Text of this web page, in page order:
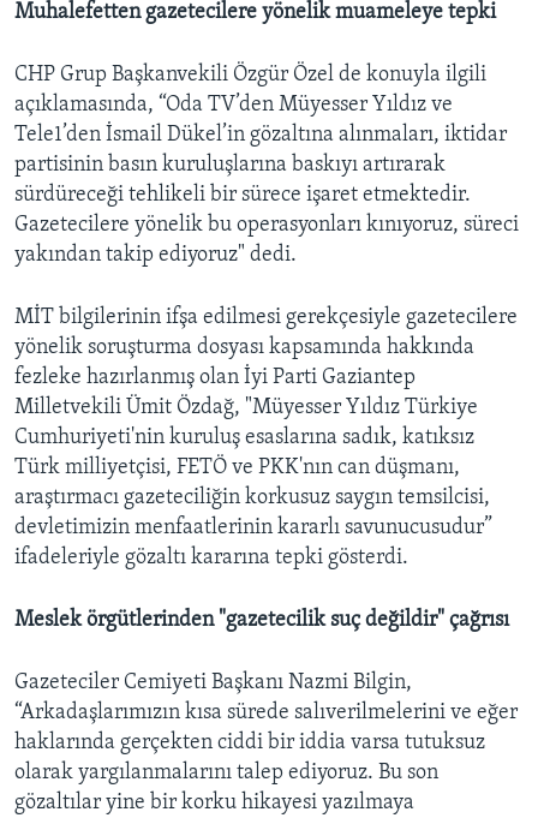
Muhalefetten gazetecilere yönelik muameleye tepki
CHP Grup Başkanvekili Özgür Özel de konuyla ilgili
açıklamasında, “Oda TV’den Müyesser Yıldız ve
Tele1’den İsmail Dükel’in gözaltına alınmaları, iktidar
partisinin basın kuruluşlarına baskıyı artırarak
sürdüreceği tehlikeli bir sürece işaret etmektedir.
Gazetecilere yönelik bu operasyonları kınıyoruz, süreci
yakından takip ediyoruz" dedi.
MİT bilgilerinin ifşa edilmesi gerekçesiyle gazetecilere
yönelik soruşturma dosyası kapsamında hakkında
fezleke hazırlanmış olan İyi Parti Gaziantep
Milletvekili Ümit Özdağ, "Müyesser Yıldız Türkiye
Cumhuriyeti'nin kuruluş esaslarına sadık, katıksız
Türk milliyetçisi, FETÖ ve PKK'nın can düşmanı,
araştırmacı gazeteciliğin korkusuz saygın temsilcisi,
devletimizin menfaatlerinin kararlı savunucusudur”
ifadeleriyle gözaltı kararına tepki gösterdi.
Meslek örgütlerinden "gazetecilik suç değildir" çağrısı
Gazeteciler Cemiyeti Başkanı Nazmi Bilgin,
“Arkadaşlarımızın kısa sürede salıverilmelerini ve eğer
haklarında gerçekten ciddi bir iddia varsa tutuksuz
olarak yargılanmalarını talep ediyoruz. Bu son
gözaltılar yine bir korku hikayesi yazılmaya